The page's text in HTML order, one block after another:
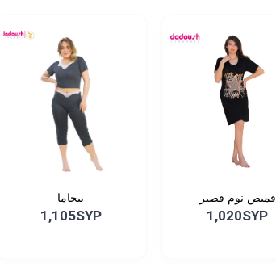
قميص نوم قصير
1,020SYP
بيجاما
1,105SYP